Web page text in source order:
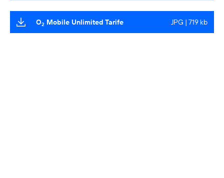
O2 Mobile Unlimited Tarife JPG | 719 kb